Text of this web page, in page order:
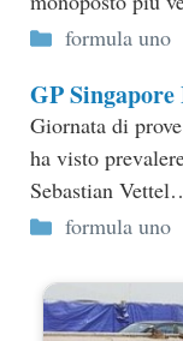
Categorie
formula uno
GP
Giornata di
ha visto
Sebastian
Categorie
formula uno